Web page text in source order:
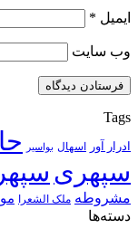
ایمیل *
وب‌ سایت
Tags
ادرار آور اسهال بواسیر
سپهری
مشروطه ملک الشعرا
دسته‌ها